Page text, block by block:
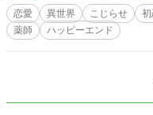
フです。本編の女
覧いただける
恋愛 異世界 こじらせ
薬師
ハッピーエンド